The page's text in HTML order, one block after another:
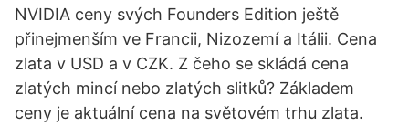
NVIDIA ceny svých Founders Edition ještě
přinejmenším ve Francii, Nizozemí a Itálii. Cena
zlata v USD a v CZK. Z čeho se skládá cena
zlatých mincí nebo zlatých slitků? Základem
ceny je aktuální cena na světovém trhu zlata.